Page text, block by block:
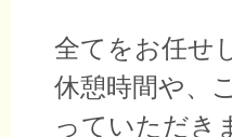
全てをお任せ
休憩時間や、
っていただき